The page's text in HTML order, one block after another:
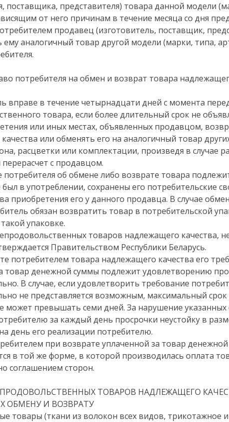
поставщика, представителя) товара данной модели
от него причинам в течение месяца со дня
продавец (изготовитель, поставщик,
ему аналогичный товар другой модели (марки, типа,
потребителя на обмен и возврат товара
вправе в течение четырнадцати дней с момента
товара, если более длительный срок не
или иных местах, объявленных продавцом,
или обменять его на аналогичный товар
расцветки или комплектации, произведя в случае
с продавцом.
потребителя об обмене либо возврате товара
был в употреблении, сохранены его потребительские
приобретения его у данного продавца. В случае
обязан возвратить товар в потребительской
упаковке.
товаров надлежащего качества,
Правительством Республики Беларусь.
потребителем товара надлежащего качества его
товар денежной суммы подлежит удовлетворению
В случае, если удовлетворить требование
не представляется возможным, максимальный срок
может превышать семи дней. За нарушение
за каждый день просрочки неустойку в
день его реализации потребителю.
при возврате уплаченной за товар
в той же форме, в которой производилась оплата
соглашением сторон.
ТОВАРОВ НАДЛЕЖАЩЕГО
ОБМЕНУ И ВОЗВРАТУ
товары (ткани из волокон всех видов, трикотажное